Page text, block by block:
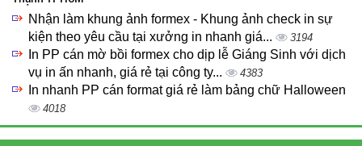
Nhận làm khung ảnh formex - Khung ảnh check in sự
kiện theo yêu cầu tại xưởng in nhanh giá...
3194
In PP cán mờ bồi formex cho dịp lễ Giáng Sinh với dịch
vụ in ấn nhanh, giá rẻ tại công ty...
4383
In nhanh PP cán format giá rẻ làm bảng chữ Halloween
4018